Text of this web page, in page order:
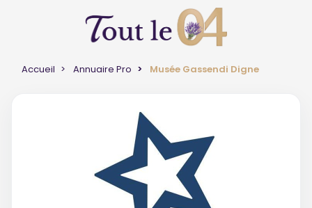
Accueil Annuaire Pro Musée Gassendi Digne